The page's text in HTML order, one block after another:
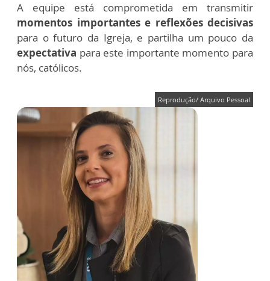
A equipe está comprometida em transmitir
momentos importantes e reflexões decisivas
para o futuro da Igreja, e partilha um pouco da
expectativa para este importante momento para
nós, católicos.
Reprodução/ Arquivo Pessoal